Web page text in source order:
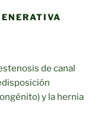
de canal
y la hernia